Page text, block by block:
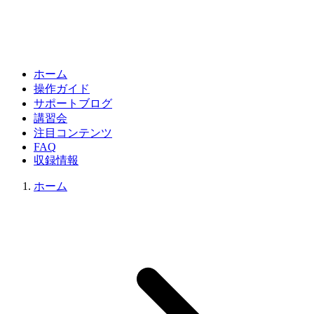
ホーム
操作ガイド
サポートブログ
講習会
注目コンテンツ
FAQ
収録情報
ホーム